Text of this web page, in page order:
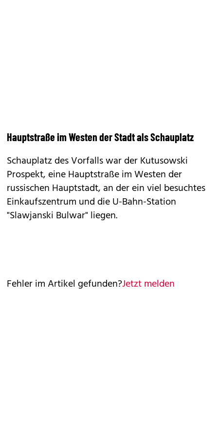
Hauptstraße im Westen der Stadt als Schauplatz
Schauplatz des Vorfalls war der Kutusowski
Prospekt, eine Hauptstraße im Westen der
russischen Hauptstadt, an der ein viel besuchtes
Einkaufszentrum und die U-Bahn-Station
"Slawjanski Bulwar" liegen.
Fehler im Artikel gefunden?Jetzt melden